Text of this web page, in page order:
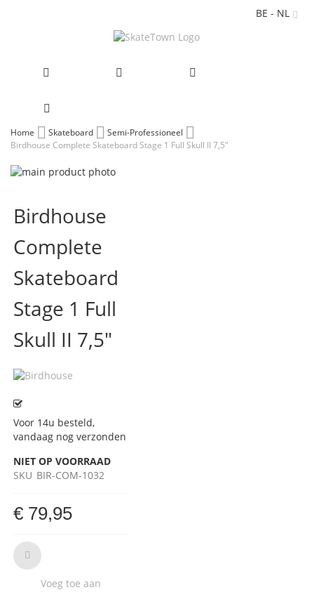
BE - NL
Ga
naar
inhoud
Home Skateboard
Semi-Professioneel
Birdhouse Complete Skateboard Stage 1 Full Skull II 7,5"
Ga
einde
van
de
afbeeldingen-
gallerij
het
begin
van
de
afbeeldingen-
gallerij
Birdhouse
Complete
Skateboard
Stage 1 Full
Skull II 7,5"
Voor 14u besteld,
vandaag nog verzonden
NIET OP VOORRAAD
SKU BIR-COM-1032
€ 79,95
Voeg toe aan